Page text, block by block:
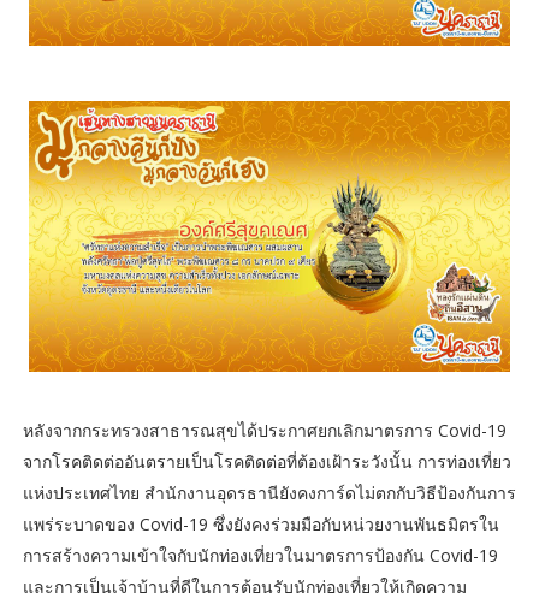
หลังจากกระทรวงสาธารณสุขได้ประกาศยกเลิกมาตรการ Covid-19
จากโรคติดต่ออันตรายเป็นโรคติดต่อที่ต้องเฝ้าระวังนั้น การท่องเที่ยว
แห่งประเทศไทย สำนักงานอุดรธานียังคงการ์ดไม่ตกกับวิธีป้องกันการ
แพร่ระบาดของ Covid-19 ซึ่งยังคงร่วมมือกับหน่วยงานพันธมิตรใน
การสร้างความเข้าใจกับนักท่องเที่ยวในมาตรการป้องกัน Covid-19
และการเป็นเจ้าบ้านที่ดีในการต้อนรับนักท่องเที่ยวให้เกิดความ